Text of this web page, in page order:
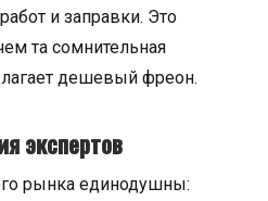
и заправки. Это
та сомнительная
дешевый фреон.
экспертов
рынка единодушны: